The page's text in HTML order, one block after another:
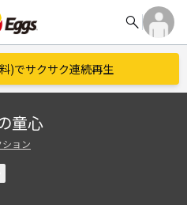
search
)でサクサク連続再生
童心
ョン